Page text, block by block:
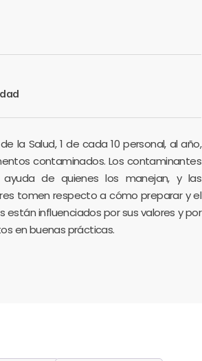
la Salud, 1 de cada 10 personal, al año,
contaminados. Los contaminantes
de quienes los manejan, y las
tomen respecto a cómo preparar y el
están influenciados por sus valores y por
en buenas prácticas.